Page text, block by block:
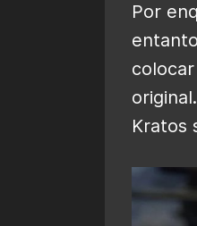
Por
original.
Kratos